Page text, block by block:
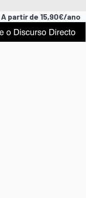
A partir de 15,90€/ano